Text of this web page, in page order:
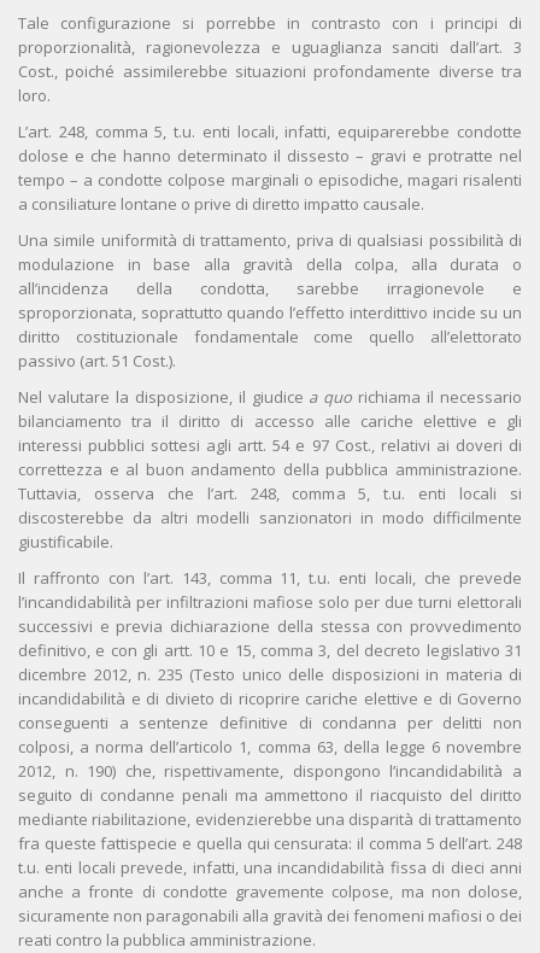
Tale configurazione si porrebbe in contrasto con i principi di
proporzionalità, ragionevolezza e uguaglianza sanciti dall’art. 3
Cost., poiché assimilerebbe situazioni profondamente diverse tra
loro.
L’art. 248, comma 5, t.u. enti locali, infatti, equiparerebbe condotte
dolose e che hanno determinato il dissesto – gravi e protratte nel
tempo – a condotte colpose marginali o episodiche, magari risalenti
a consiliature lontane o prive di diretto impatto causale.
Una simile uniformità di trattamento, priva di qualsiasi possibilità di
modulazione in base alla gravità della colpa, alla durata o
all’incidenza della condotta, sarebbe irragionevole e
sproporzionata, soprattutto quando l’effetto interdittivo incide su un
diritto costituzionale fondamentale come quello all’elettorato
passivo (art. 51 Cost.).
Nel valutare la disposizione, il giudice a quo richiama il necessario
bilanciamento tra il diritto di accesso alle cariche elettive e gli
interessi pubblici sottesi agli artt. 54 e 97 Cost., relativi ai doveri di
correttezza e al buon andamento della pubblica amministrazione.
Tuttavia, osserva che l’art. 248, comma 5, t.u. enti locali si
discosterebbe da altri modelli sanzionatori in modo difficilmente
giustificabile.
Il raffronto con l’art. 143, comma 11, t.u. enti locali, che prevede
l’incandidabilità per infiltrazioni mafiose solo per due turni elettorali
successivi e previa dichiarazione della stessa con provvedimento
definitivo, e con gli artt. 10 e 15, comma 3, del decreto legislativo 31
dicembre 2012, n. 235 (Testo unico delle disposizioni in materia di
incandidabilità e di divieto di ricoprire cariche elettive e di Governo
conseguenti a sentenze definitive di condanna per delitti non
colposi, a norma dell’articolo 1, comma 63, della legge 6 novembre
2012, n. 190) che, rispettivamente, dispongono l’incandidabilità a
seguito di condanne penali ma ammettono il riacquisto del diritto
mediante riabilitazione, evidenzierebbe una disparità di trattamento
fra queste fattispecie e quella qui censurata: il comma 5 dell’art. 248
t.u. enti locali prevede, infatti, una incandidabilità fissa di dieci anni
anche a fronte di condotte gravemente colpose, ma non dolose,
sicuramente non paragonabili alla gravità dei fenomeni mafiosi o dei
reati contro la pubblica amministrazione.